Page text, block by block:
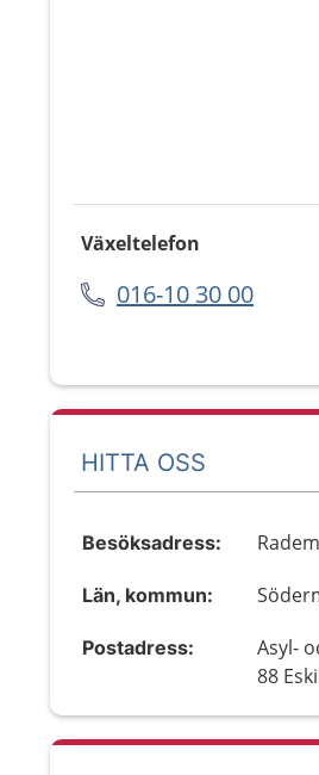
Växeltelefon
016-10 30 00
HITTA OSS
Besöksadress:
Län, kommun:
Postadress:
Asyl-
88